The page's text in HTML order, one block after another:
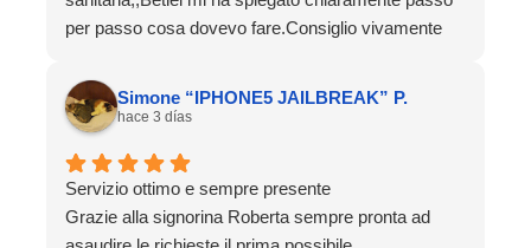
per passo cosa dovevo fare.Consiglio vivamente
Simone “IPHONE5 JAILBREAK” P.
hace 3 días
Servizio ottimo e sempre presente
Grazie alla signorina Roberta sempre pronta ad